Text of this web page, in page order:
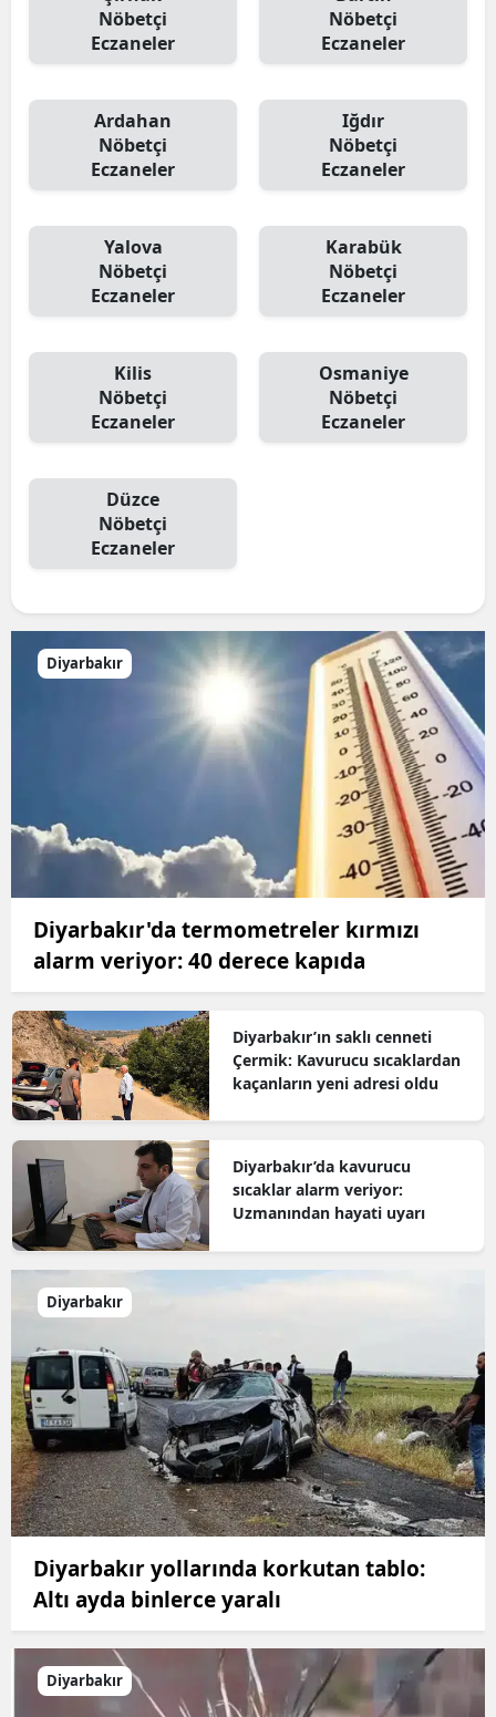
Nöbetçi
Eczaneler
Nöbetçi
Eczaneler
Ardahan
Nöbetçi
Eczaneler
Iğdır
Nöbetçi
Eczaneler
Yalova
Nöbetçi
Eczaneler
Karabük
Nöbetçi
Eczaneler
Kilis
Nöbetçi
Eczaneler
Osmaniye
Nöbetçi
Eczaneler
Düzce
Nöbetçi
Eczaneler
Diyarbakır
Diyarbakır'da termometreler kırmızı
alarm veriyor: 40 derece kapıda
Diyarbakır’ın saklı cenneti
Çermik: Kavurucu sıcaklardan
kaçanların yeni adresi oldu
Diyarbakır’da kavurucu
sıcaklar alarm veriyor:
Uzmanından hayati uyarı
Diyarbakır
Diyarbakır yollarında korkutan tablo:
Altı ayda binlerce yaralı
Diyarbakır